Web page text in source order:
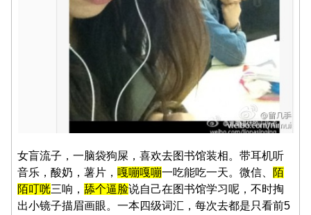
女盲流子，一脑袋狗屎，喜欢去图书馆装相。带耳机听
音乐，酸奶，薯片， 嘎嘣嘎嘣一吃能吃一天。微信、
陌
陌叮咣三响， 舔个逼脸说自己在图书馆学习呢，不时掏
出小镜子描眉画眼。一本四级词汇，每次去都是只看前5